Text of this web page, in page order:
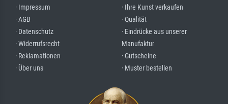
· Impressum
· AGB
· Datenschutz
· Widerrufsrecht
· Reklamationen
· Über uns
· Ihre Kunst verkaufen
· Qualität
· Eindrücke aus unserer
Manufaktur
· Gutscheine
· Muster bestellen